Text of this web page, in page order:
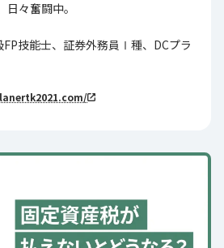
々奮闘中。
FP技能士、証券外務員Ⅰ種、DCプラ